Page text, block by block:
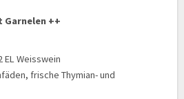
++
EL Weisswein
frische Thymian- und